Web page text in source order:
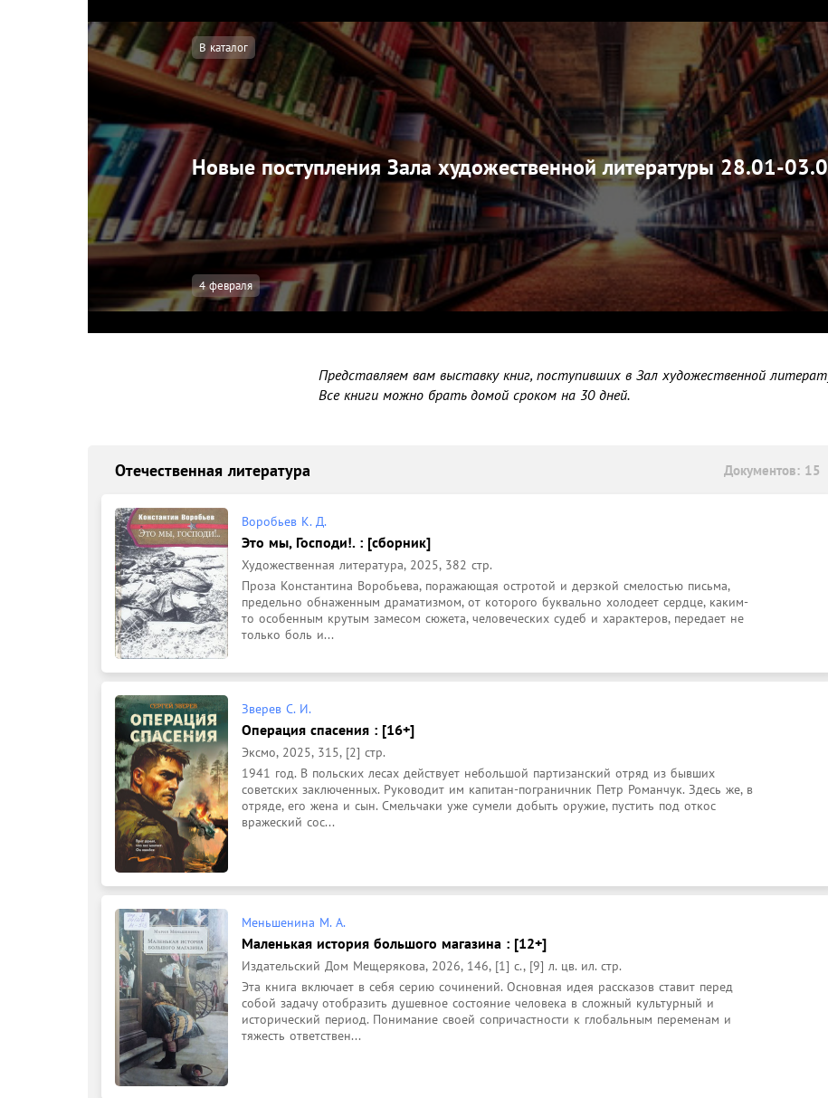
В каталог
Новые поступления Зала художественной литературы 28.01-
4 февраля
Представляем вам выставку книг, поступивших в Зал художественной
Все книги можно брать домой сроком на 30 дней.
Отечественная литература Документов: 15
Воробьев К. Д.
Это мы, Господи!. : [сборник]
Художественная литература, 2025, 382 стр.
Проза Константина Воробьева, поражающая остротой и дерзкой смелостью письма,
предельно обнаженным драматизмом, от которого буквально холодеет сердце, каким-
то особенным крутым замесом сюжета, человеческих судеб и характеров, передает не
только боль и...
Зверев С. И.
Операция спасения : [16+]
Эксмо, 2025, 315, [2] стр.
1941 год. В польских лесах действует небольшой партизанский отряд из бывших
советских заключенных. Руководит им капитан-пограничник Петр Романчук. Здесь же, в
отряде, его жена и сын. Смельчаки уже сумели добыть оружие, пустить под откос
вражеский сос...
Меньшенина М. А.
Маленькая история большого магазина : [12+]
Издательский Дом Мещерякова, 2026, 146, [1] с., [9] л. цв. ил. стр.
Эта книга включает в себя серию сочинений. Основная идея рассказов ставит перед
собой задачу отобразить душевное состояние человека в сложный культурный и
исторический период. Понимание своей сопричастности к глобальным переменам и
тяжесть ответствен...